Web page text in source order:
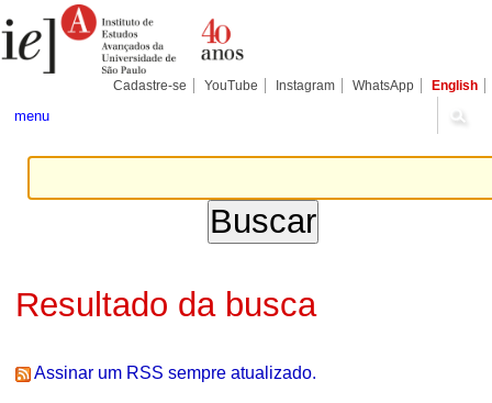
para
conteúdo.
Pessoais
Cadastre-se YouTube Instagram WhatsApp English
menu
Resultado da busca
Assinar um RSS sempre atualizado.